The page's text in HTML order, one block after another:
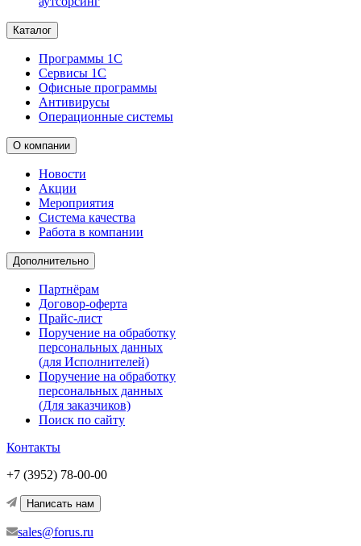
Каталог
Программы 1С
Сервисы 1С
Офисные программы
Антивирусы
Операционные системы
О компании
Новости
Акции
Мероприятия
Система качества
Работа в компании
Дополнительно
Партнёрам
Договор-оферта
Прайс-лист
Поручение на обработку
персональных данных
(для Исполнителей)
Поручение на обработку
персональных данных
(Для заказчиков)
Поиск по сайту
Контакты
+7 (3952) 78-00-00
Написать нам
sales@forus.ru